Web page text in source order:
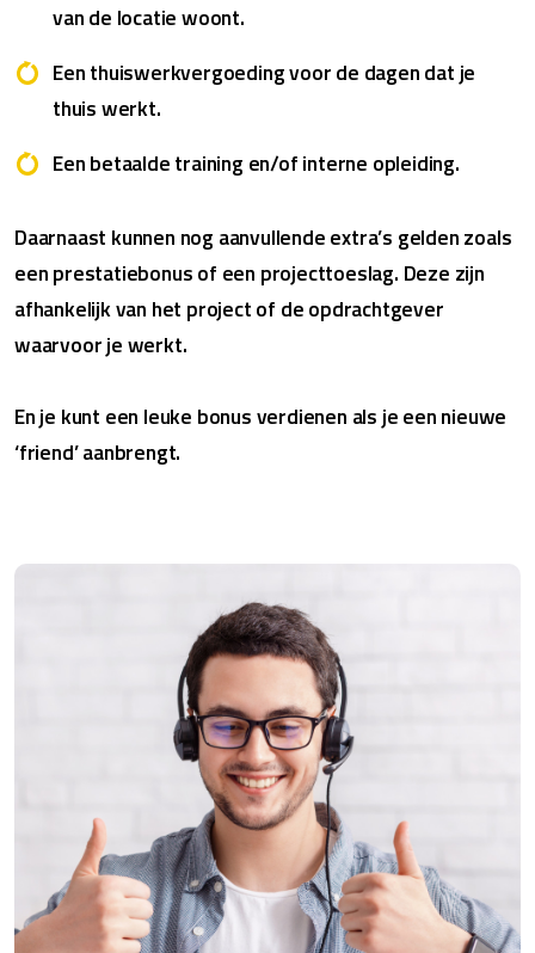
van de locatie woont.
Een thuiswerkvergoeding voor de dagen dat je
thuis werkt.
Een betaalde training en/of interne opleiding.
Daarnaast kunnen nog aanvullende extra’s gelden zoals
een prestatiebonus of een projecttoeslag. Deze zijn
afhankelijk van het project of de opdrachtgever
waarvoor je werkt.
En je kunt een leuke bonus verdienen als je een nieuwe
‘friend’ aanbrengt.